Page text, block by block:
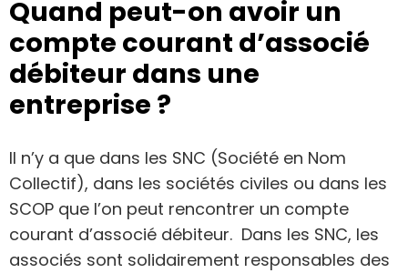
Quand peut-on avoir un
compte courant d’associé
débiteur dans une
entreprise ?
Il n’y a que dans les SNC (Société en Nom
Collectif), dans les sociétés civiles ou dans les
SCOP que l’on peut rencontrer un compte
courant d’associé débiteur. Dans les SNC, les
associés sont solidairement responsables des